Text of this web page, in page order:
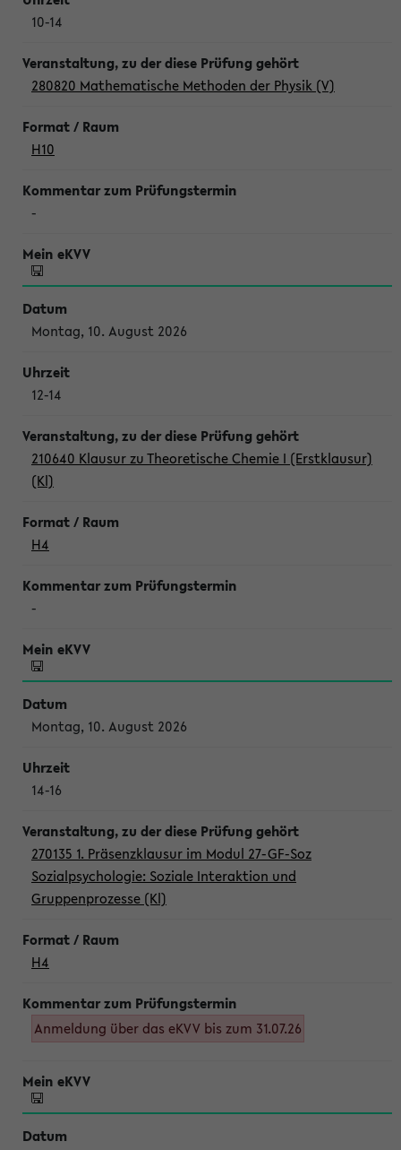
10-14
280820 Mathematische Methoden der Physik (V)
H10
-
Montag, 10. August 2026
12-14
210640 Klausur zu Theoretische Chemie I (Erstklausur)
(Kl)
H4
-
Montag, 10. August 2026
14-16
270135 1. Präsenzklausur im Modul 27-GF-Soz
Sozialpsychologie: Soziale Interaktion und
Gruppenprozesse (Kl)
H4
Anmeldung über das eKVV bis zum 31.07.26